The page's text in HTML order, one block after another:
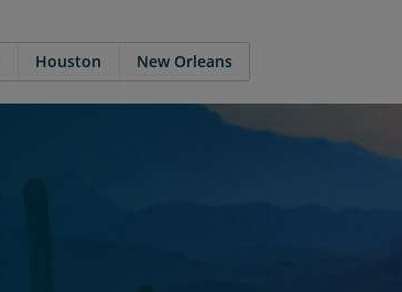
Houston New Orleans